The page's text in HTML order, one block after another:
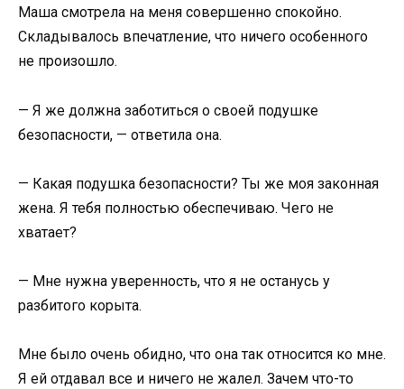
Маша смотрела на меня совершенно спокойно.
Складывалось впечатление, что ничего особенного
не произошло.
— Я же должна заботиться о своей подушке
безопасности, — ответила она.
— Какая подушка безопасности? Ты же моя законная
жена. Я тебя полностью обеспечиваю. Чего не
хватает?
— Мне нужна уверенность, что я не останусь у
разбитого корыта.
Мне было очень обидно, что она так относится ко мне.
Я ей отдавал все и ничего не жалел. Зачем что-то